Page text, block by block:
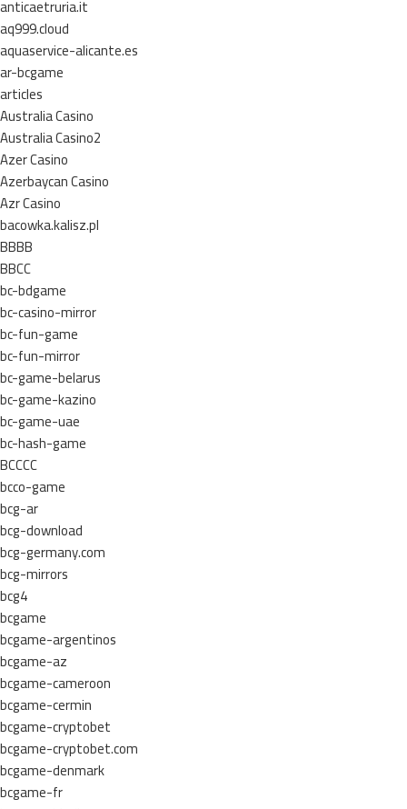
anticaetruria.it
aq999.cloud
aquaservice-alicante.es
ar-bcgame
articles
Australia Casino
Australia Casino2
Azer Casino
Azerbaycan Casino
Azr Casino
bacowka.kalisz.pl
BBBB
BBCC
bc-bdgame
bc-casino-mirror
bc-fun-game
bc-fun-mirror
bc-game-belarus
bc-game-kazino
bc-game-uae
bc-hash-game
BCCCC
bcco-game
bcg-ar
bcg-download
bcg-germany.com
bcg-mirrors
bcg4
bcgame
bcgame-argentinos
bcgame-az
bcgame-cameroon
bcgame-cermin
bcgame-cryptobet
bcgame-cryptobet.com
bcgame-denmark
bcgame-fr